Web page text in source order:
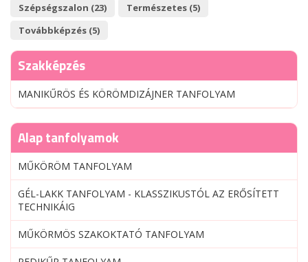
Szépségszalon (23)
Természetes (5)
Továbbképzés (5)
Szakképzés
MANIKŰRÖS ÉS KÖRÖMDIZÁJNER TANFOLYAM
Alap tanfolyamok
MŰKÖRÖM TANFOLYAM
GÉL-LAKK TANFOLYAM - KLASSZIKUSTÓL AZ ERŐSÍTETT
TECHNIKÁIG
MŰKÖRMÖS SZAKOKTATÓ TANFOLYAM